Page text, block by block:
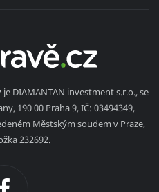
DIAMANTAN investment s.r.o., se
190 00 Praha 9, IČ: 03494349,
Městským soudem v Praze,
232692.